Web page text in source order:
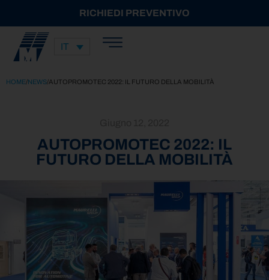
RICHIEDI PREVENTIVO
IT
HOME/NEWS/AUTOPROMOTEC 2022: IL FUTURO DELLA MOBILITÀ
AUTOPROMOTEC 2022: IL
FUTURO DELLA MOBILITÀ